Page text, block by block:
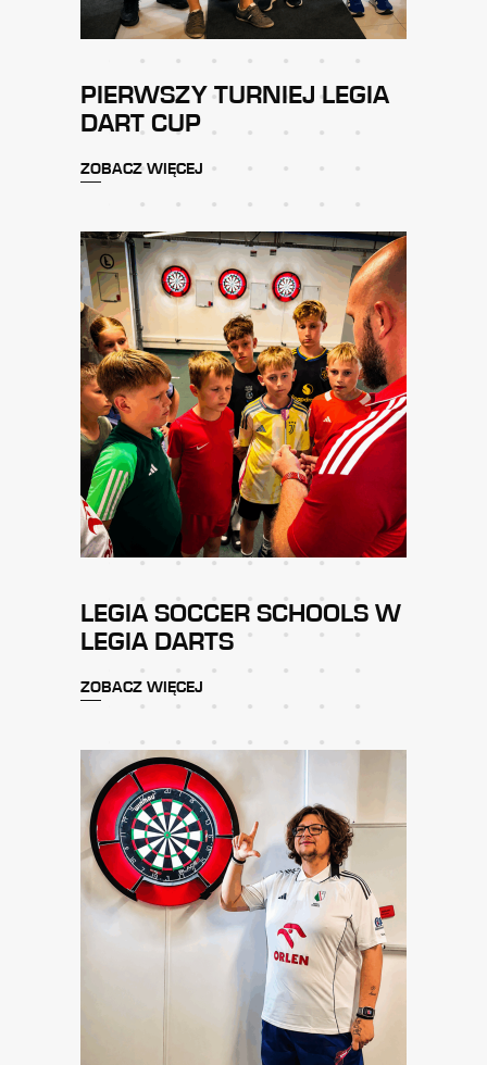
PIERWSZY TURNIEJ LEGIA
DART CUP
ZOBACZ WIĘCEJ
LEGIA SOCCER SCHOOLS W
LEGIA DARTS
ZOBACZ WIĘCEJ